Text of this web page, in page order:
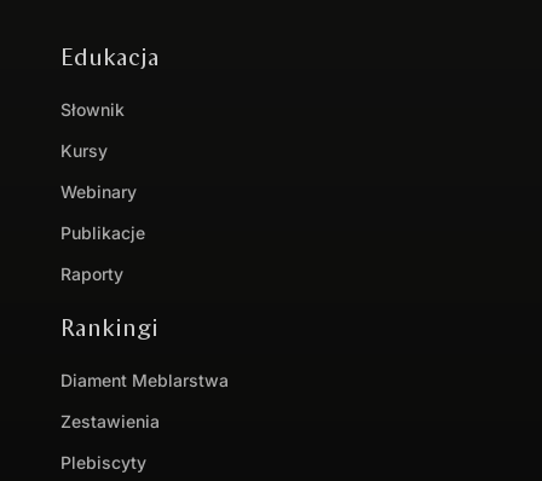
Edukacja
Słownik
Kursy
Webinary
Publikacje
Raporty
Rankingi
Diament Meblarstwa
Zestawienia
Plebiscyty